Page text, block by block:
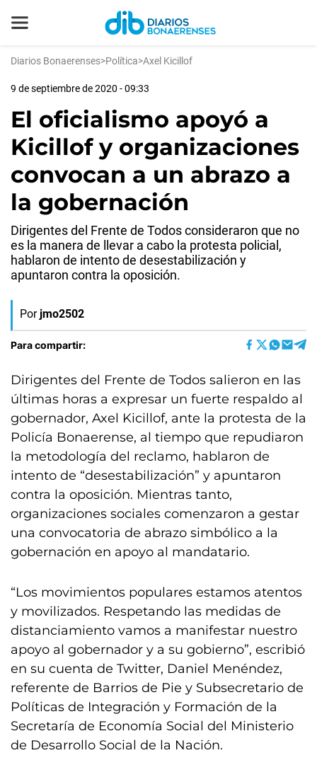
Diarios Bonaerenses>Política>Axel Kicillof
9 de septiembre de 2020 - 09:33
El oficialismo apoyó a
Kicillof y organizaciones
convocan a un abrazo a
la gobernación
Dirigentes del Frente de Todos consideraron que no
es la manera de llevar a cabo la protesta policial,
hablaron de intento de desestabilización y
apuntaron contra la oposición.
Por jmo2502
Para compartir:
Dirigentes del Frente de Todos salieron en las
últimas horas a expresar un fuerte respaldo al
gobernador, Axel Kicillof, ante la protesta de la
Policía Bonaerense, al tiempo que repudiaron
la metodología del reclamo, hablaron de
intento de “desestabilización” y apuntaron
contra la oposición. Mientras tanto,
organizaciones sociales comenzaron a gestar
una convocatoria de abrazo simbólico a la
gobernación en apoyo al mandatario.
“Los movimientos populares estamos atentos
y movilizados. Respetando las medidas de
distanciamiento vamos a manifestar nuestro
apoyo al gobernador y a su gobierno”, escribió
en su cuenta de Twitter, Daniel Menéndez,
referente de Barrios de Pie y Subsecretario de
Políticas de Integración y Formación de la
Secretaría de Economía Social del Ministerio
de Desarrollo Social de la Nación.